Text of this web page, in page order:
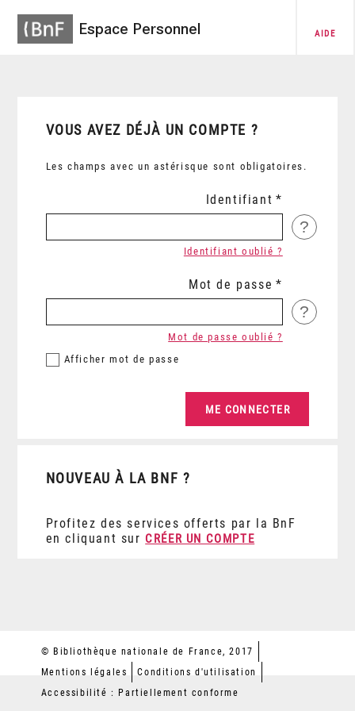
Espace Personnel AIDE
VOUS AVEZ DÉJÀ UN COMPTE ?
Les champs avec un astérisque sont obligatoires.
Identifiant
?
Identifiant oublié ?
Mot de passe
?
Afficher mot de passe
Mot de passe oublié ?
NOUVEAU À LA BNF ?
Profitez des services offerts par la BnF
en cliquant sur CRÉER UN COMPTE
© Bibliothèque nationale de France, 2017
Mentions légales
Conditions d'utilisation
Accessibilité : Partiellement conforme